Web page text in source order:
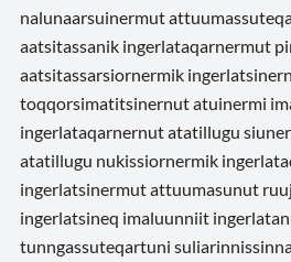
nalunaarsuinermut
aatsitassanik ingerlataqarnermut
aatsitassarsiornermik
toqqorsimatitsinernut atuinermi
ingerlataqarnernut atatillugu
atatillugu nukissiornermik
ingerlatsinermut attuumasunut
ingerlatsineq imaluunniit
tunngassuteqartuni